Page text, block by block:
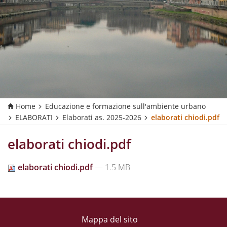
Home
Educazione e formazione sull'ambiente urbano
ELABORATI
Elaborati as. 2025-2026 elaborati chiodi.pdf
elaborati chiodi.pdf
elaborati chiodi.pdf— 1.5 MB
Mappa del sito